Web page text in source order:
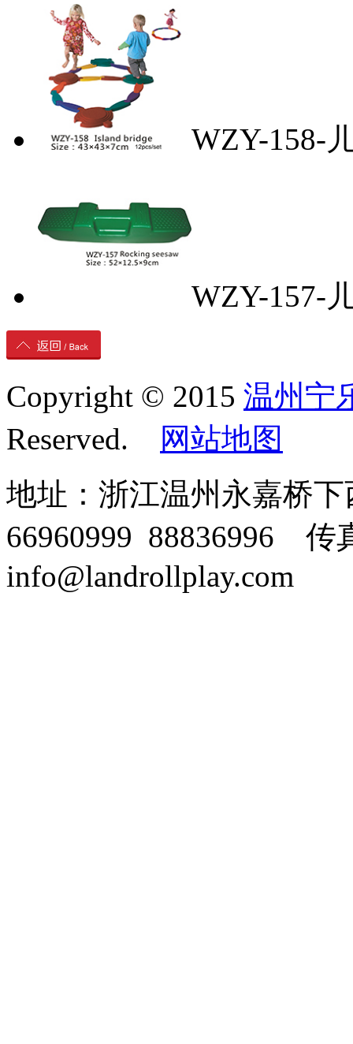
WZY-158-
WZY-157-
Copyright © 2015 温州宁
Reserved.
网站地图
地址：浙江温州永嘉桥
66960999 88836996 传
info@landrollplay.com